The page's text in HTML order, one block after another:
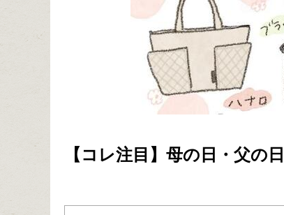
【コレ注目】母の日・父の